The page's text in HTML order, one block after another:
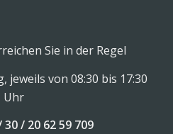
Sie in der Regel
jeweils von 08:30 bis 17:30
Uhr
30 / 20 62 59 709